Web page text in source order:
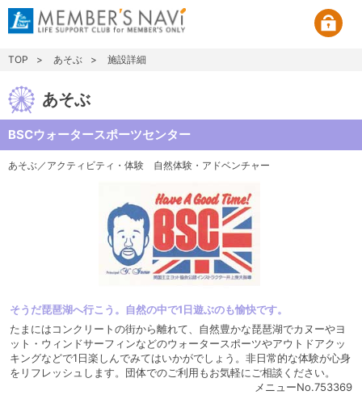
TOP あそぶ 施設詳細
あそぶ
BSCウォータースポーツセンター
あそぶ／アクティビティ・体験 自然体験・アドベンチャー
そうだ琵琶湖へ行こう。自然の中で1日遊ぶのも愉快です。
たまにはコンクリートの街から離れて、自然豊かな琵琶湖でカヌーやヨ
ット・ウィンドサーフィンなどのウォータースポーツやアウトドアクッ
キングなどで1日楽しんでみてはいかがでしょう。非日常的な体験が心身
をリフレッシュします。団体でのご利用もお気軽にご相談ください。
メニューNo.753369